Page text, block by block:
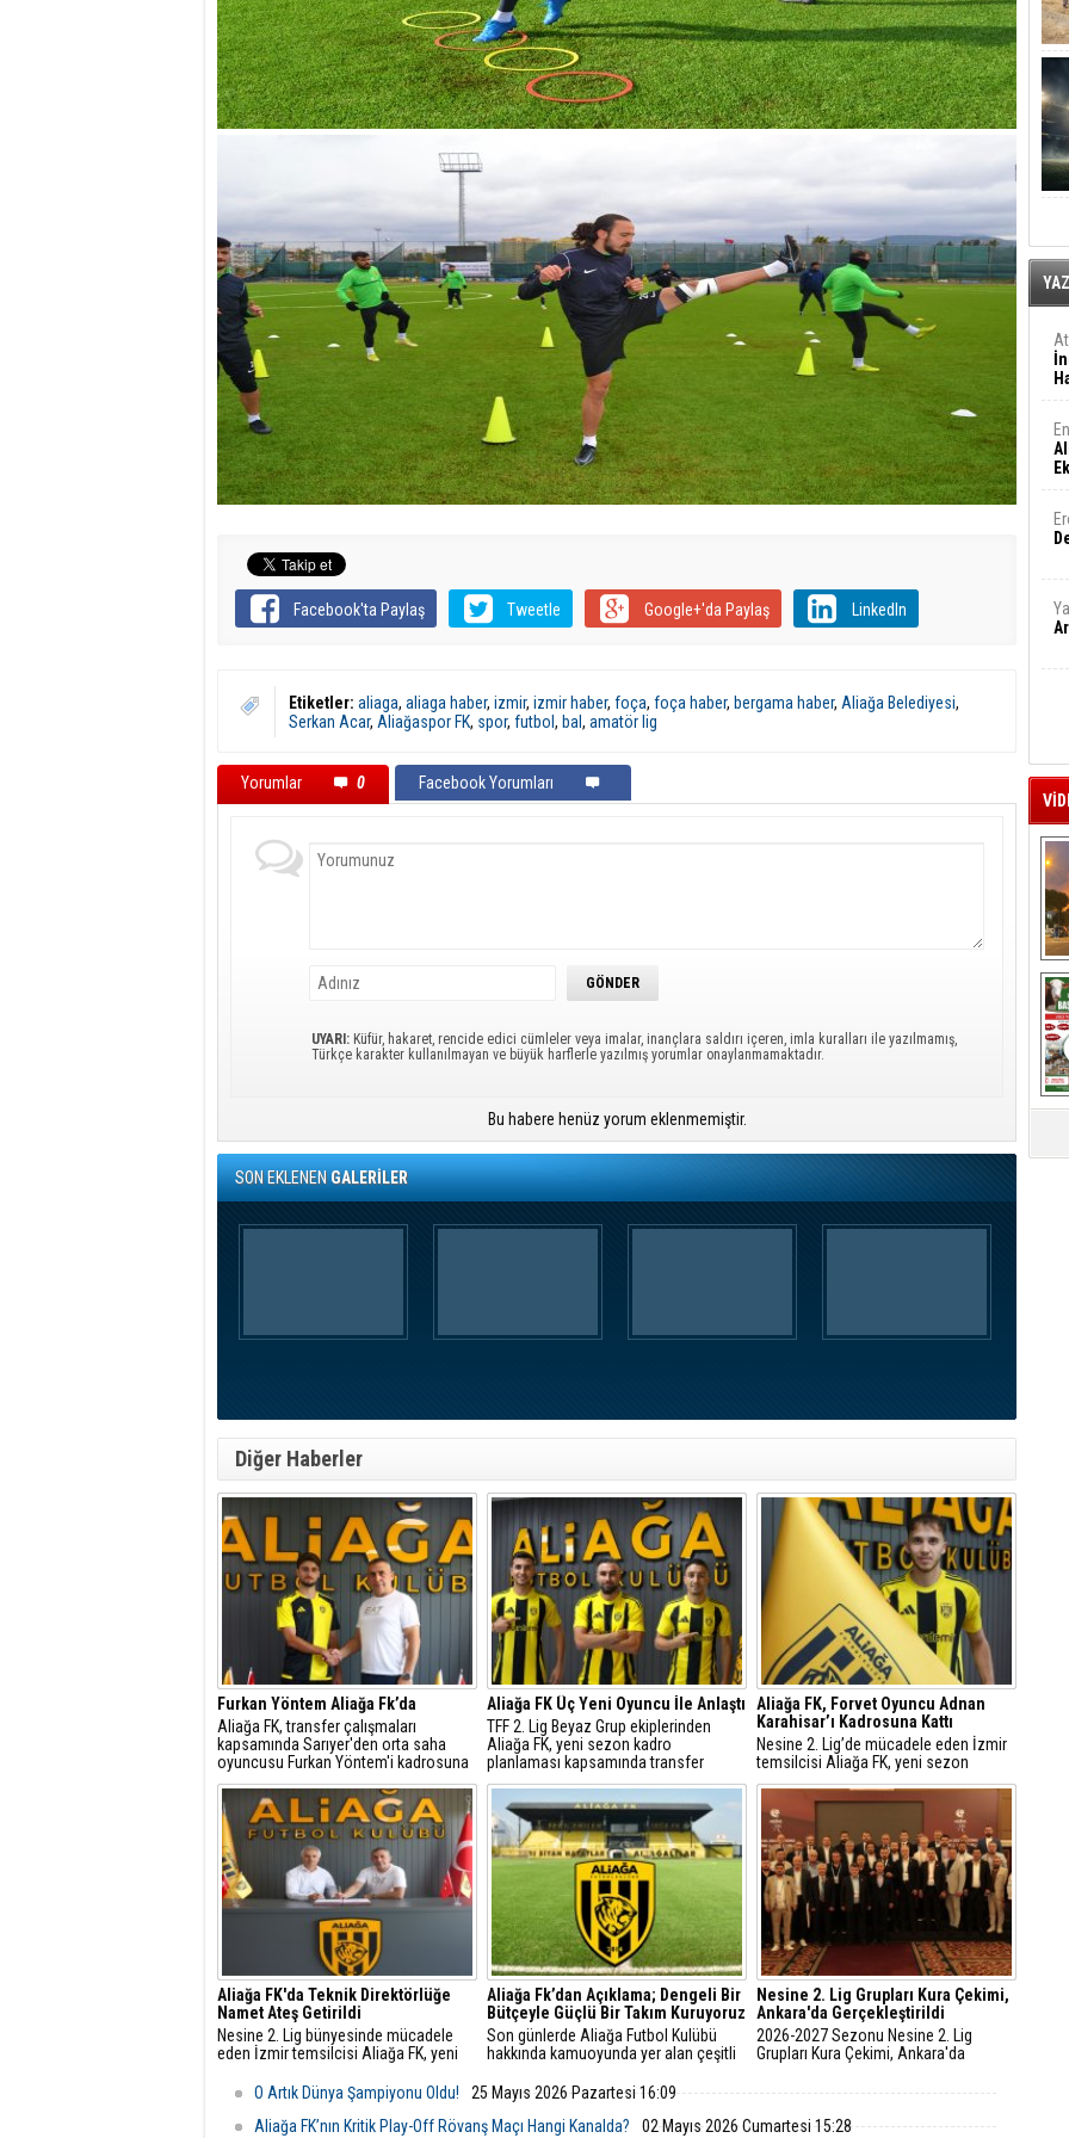
Facebook'ta Paylaş Tweetle Google+'da Paylaş LinkedIn
Etiketler: aliaga, aliaga haber, izmir, izmir haber, foça, foça haber, bergama haber, Aliağa Belediyesi,
Serkan Acar, Aliağaspor FK, spor, futbol , bal , amatör lig
Yorumlar 0 Facebook Yorumları
UYARI: Küfür, hakaret, rencide edici cümleler veya imalar, inançlara saldırı içeren, imla kuralları ile yazılmamış,
Türkçe karakter kullanılmayan ve büyük harflerle yazılmış yorumlar onaylanmamaktadır.
Bu habere henüz yorum eklenmemiştir.
SON EKLENENGALERİLER
Diğer Haberler
Furkan Yöntem Aliağa Fk’da
​Aliağa FK, transfer çalışmaları
kapsamında Sarıyer'den orta saha
oyuncusu Furkan Yöntem'i kadrosuna
dâhil etti.
Aliağa FK Üç Yeni Oyuncu İle Anlaştı
TFF 2. Lig Beyaz Grup ekiplerinden
Aliağa FK, yeni sezon kadro
planlaması kapsamında transfer
çalışmalarını sürdürüyor.
Aliağa FK, Forvet Oyuncu Adnan
Karahisar’ı Kadrosuna Kattı
Nesine 2. Lig’de mücadele eden İzmir
temsilcisi Aliağa FK, yeni sezon
transfer yapılanması doğrultusunda
hücum hattını Adnan Karahisar ile
güçlendirdi.
Aliağa FK'da Teknik Direktörlüğe
Namet Ateş Getirildi
Nesine 2. Lig bünyesinde mücadele
eden İzmir temsilcisi Aliağa FK, yeni
teknik direktörlük görevi için Namet
Ateş ile mutabakata vardı.
Aliağa Fk’dan Açıklama; Dengeli Bir
Bütçeyle Güçlü Bir Takım Kuruyoruz
Son günlerde Aliağa Futbol Kulübü
hakkında kamuoyunda yer alan çeşitli
açıklama geldi.
Nesine 2. Lig Grupları Kura Çekimi,
Ankara'da Gerçekleştirildi
2026-2027 Sezonu Nesine 2. Lig
Grupları Kura Çekimi, Ankara'da
Kurul Toplantısı'nın ardından
O Artık Dünya Şampiyonu Oldu!
25 Mayıs 2026 Pazartesi 16:09
Aliağa FK’nın Kritik Play-Off Rövanş Maçı Hangi Kanalda?
02 Mayıs 2026 Cumartesi 15:28